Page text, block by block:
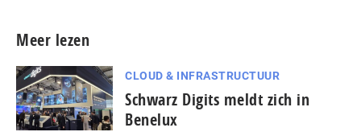
Meer lezen
CLOUD & INFRASTRUCTUUR
Schwarz Digits meldt zich in
Benelux